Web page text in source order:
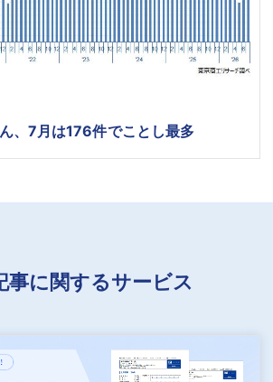
、7月は176件でことし最多
事に関するサービス